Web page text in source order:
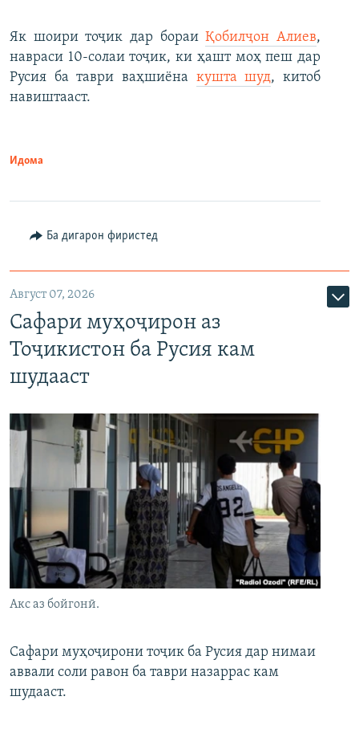
Як шоири тоҷик дар бораиҚобилҷон Алиев,
навраси 10-солаи тоҷик, ки ҳашт моҳ пеш дар
Русия ба таври ваҳшиёна кушта шуд, китоб
навиштааст.
Идома
Ба дигарон фиристед
Август 07, 2026
Сафари муҳоҷирон аз
Тоҷикистон ба Русия кам
шудааст
Акс аз бойгонӣ.
Сафари муҳоҷирони тоҷик ба Русия дар нимаи
аввали соли равон ба таври назаррас кам
шудааст.